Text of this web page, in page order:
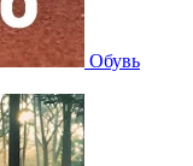
Обувь